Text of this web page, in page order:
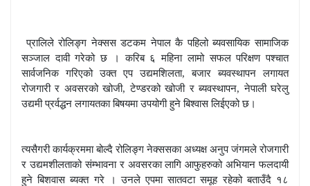
प्रालिले रोलिङ्ग नेक्सस डटकम नेपाल कै पहिलो ब्यवसायिक सामाजिक
सञ्जाल दावी गरेको छ । करिब ६ महिना लामो सफल परिक्षण पश्चात
सार्वजनिक गरिएको उक्त एप उद्यमशिलता, बजार ब्यवस्थापन लगायत
रोजगारी र अवसरको खोजी, टेण्डरको खोजी र ब्यवस्थापन, नेपाली घरेलु
उद्यमी प्रर्वद्धन लगायतका बिषयमा उपयोगी हुने बिश्वास लिईएको छ।
त्यसैगरी कार्यक्रममा बोल्दै रोलिङ्ग नेक्ससका अध्यक्ष अनुप जंगमले रोजगारी
र उद्यमशीलताको संम्भावना र अवसरका लागि आफुहरुको अभियान फलदायी
हुने बिशवास ब्यक्त गरे । उनले एपमा सातवटा समूह रहेको बताउँदै १८